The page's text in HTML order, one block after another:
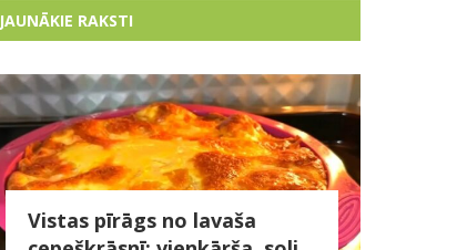
JAUNĀKIE RAKSTI
Vistas pīrāgs no lavaša